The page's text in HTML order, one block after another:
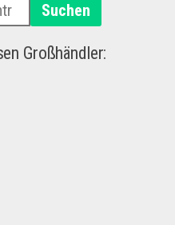
Suchen
Großhändler: